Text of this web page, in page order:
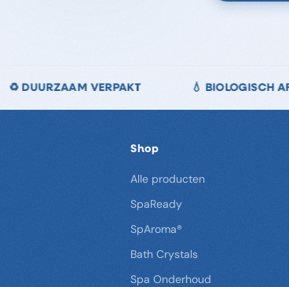
BIOLOGISCH AFBREEKBAAR 🚚 GRATIS
Shop
Alle producten
SpaReady
SpAroma®
Bath Crystals
Spa Onderhoud